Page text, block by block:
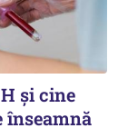
și cine
înseamnă